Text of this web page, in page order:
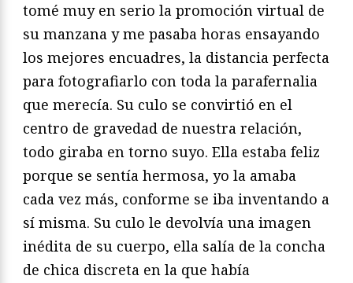
tomé muy en serio la promoción virtual de
su manzana y me pasaba horas ensayando
los mejores encuadres, la distancia perfecta
para fotografiarlo con toda la parafernalia
que merecía. Su culo se convirtió en el
centro de gravedad de nuestra relación,
todo giraba en torno suyo. Ella estaba feliz
porque se sentía hermosa, yo la amaba
cada vez más, conforme se iba inventando a
sí misma. Su culo le devolvía una imagen
inédita de su cuerpo, ella salía de la concha
de chica discreta en la que había